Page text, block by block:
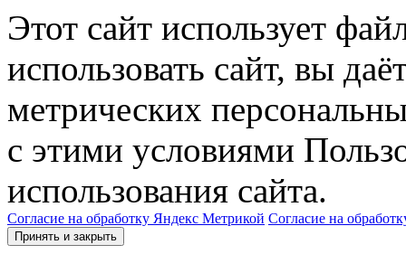
Этот сайт использует
использовать сайт, вы
метрических
с этими условиями
использования сайта.
Согласие на обработку Яндекс Метрикой Согласие на
Принять и закрыть